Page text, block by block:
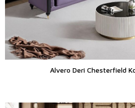
Alvero Deri Chesterfield